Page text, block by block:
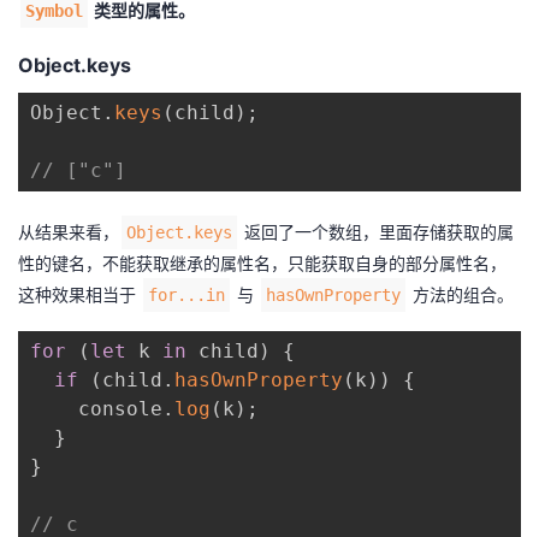
Symbol 类型的属性。
Object.keys
Object . keys ( child ) ;
// ["c"]
从结果来看， Object.keys
返回了一个数组，里面存储获取的属
性的键名，不能获取继承的属性名，只能获取自身的部分属性名，
这种效果相当于
for...in 与 hasOwnProperty 方法的组合。
for ( let k in child )
{
if
( child . hasOwnProperty ( k ) )
{
    console
. log ( k ) ;
}
}
// c